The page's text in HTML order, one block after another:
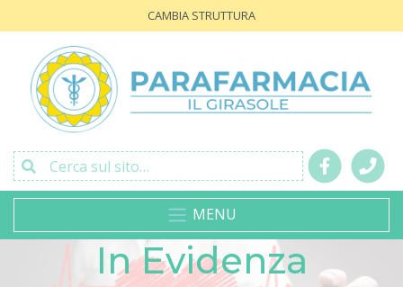
CAMBIA STRUTTURA
Cerca sul sito…
MENU
In Evidenza